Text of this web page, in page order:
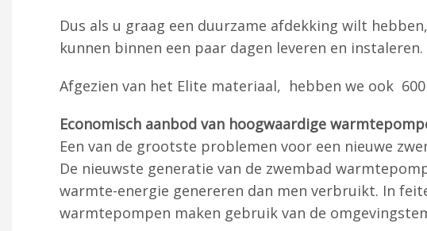
Dus als u graag een duurzame afdekking wilt
kunnen binnen een paar dagen leveren en instaleren.
Afgezien van het Elite materiaal, hebben we ook
Economisch aanbod van hoogwaardige
Een van de grootste problemen voor een nieuwe
De nieuwste generatie van de zwembad
warmte-energie genereren dan men verbruikt. In
warmtepompen maken gebruik van de